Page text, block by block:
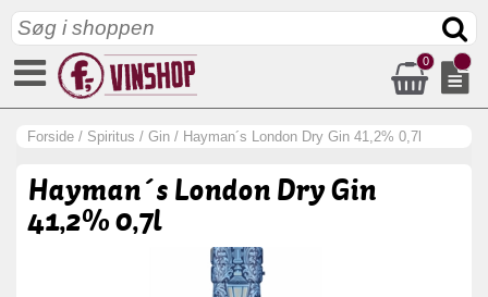
0
Forside / Spiritus / Gin / Hayman´s London Dry Gin 41,2% 0,7l
Hayman´s London Dry Gin
41,2% 0,7l